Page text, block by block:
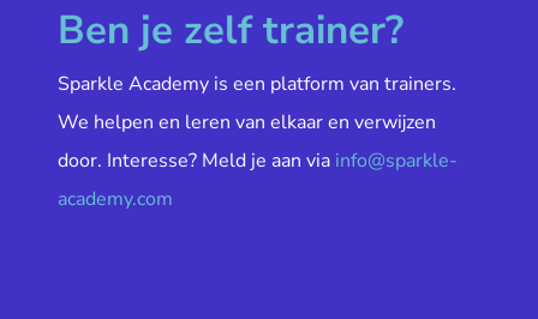
Ben je zelf trainer?
Sparkle Academy is een platform van trainers.
We helpen en leren van elkaar en verwijzen
door. Interesse? Meld je aan via info@sparkle-
academy.com